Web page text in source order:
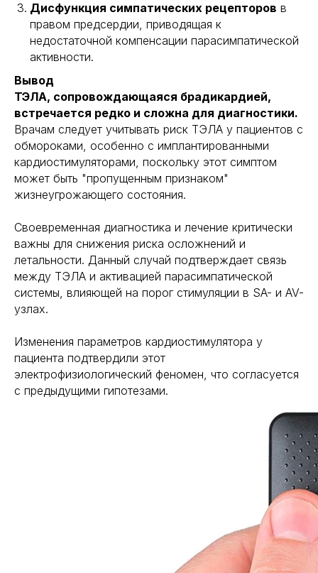
Дисфункция симпатических рецепторов в
правом предсердии, приводящая к
недостаточной компенсации парасимпатической
активности.
Вывод
ТЭЛА, сопровождающаяся брадикардией,
встречается редко и сложна для диагностики.
Врачам следует учитывать риск ТЭЛА у пациентов с
обмороками, особенно с имплантированными
кардиостимуляторами, поскольку этот симптом
может быть "пропущенным признаком"
жизнеугрожающего состояния.
Своевременная диагностика и лечение критически
важны для снижения риска осложнений и
летальности. Данный случай подтверждает связь
между ТЭЛА и активацией парасимпатической
системы, влияющей на порог стимуляции в SA- и AV-
узлах.
Изменения параметров кардиостимулятора у
пациента подтвердили этот
электрофизиологический феномен, что согласуется
с предыдущими гипотезами.
Партнерская программа для лидеров мнений
Партнерская программа для организаций
Корпоративные решения здоровья